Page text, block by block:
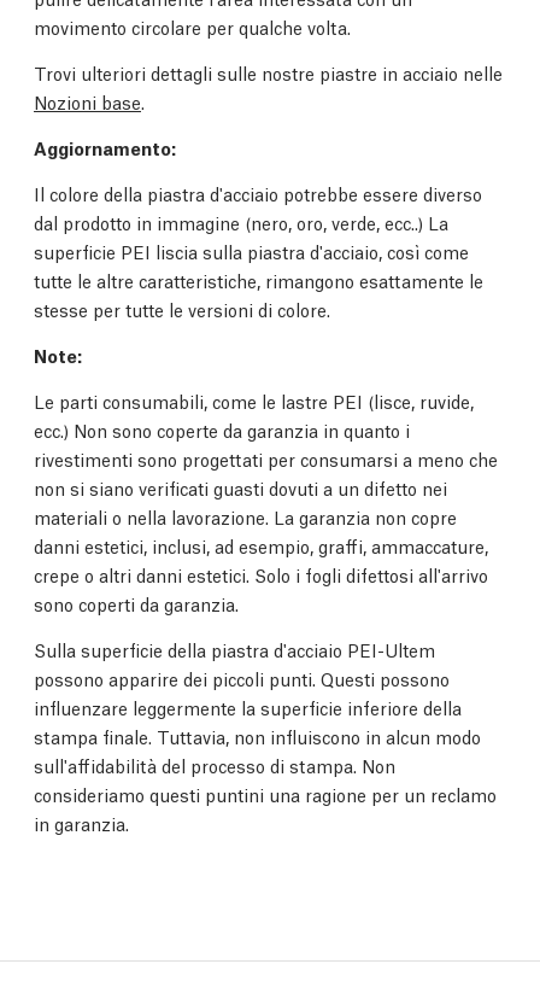
movimento circolare per qualche volta.
Trovi ulteriori dettagli sulle nostre piastre in acciaio nelle
Nozioni base.
Aggiornamento:
Il colore della piastra d'acciaio potrebbe essere diverso
dal prodotto in immagine (nero, oro, verde, ecc..) La
superficie PEI liscia sulla piastra d'acciaio, così come
tutte le altre caratteristiche, rimangono esattamente le
stesse per tutte le versioni di colore.
Note:
Le parti consumabili, come le lastre PEI (lisce, ruvide,
ecc.) Non sono coperte da garanzia in quanto i
rivestimenti sono progettati per consumarsi a meno che
non si siano verificati guasti dovuti a un difetto nei
materiali o nella lavorazione. La garanzia non copre
danni estetici, inclusi, ad esempio, graffi, ammaccature,
crepe o altri danni estetici. Solo i fogli difettosi all'arrivo
sono coperti da garanzia.
Sulla superficie della piastra d'acciaio PEI-Ultem
possono apparire dei piccoli punti. Questi possono
influenzare leggermente la superficie inferiore della
stampa finale. Tuttavia, non influiscono in alcun modo
sull'affidabilità del processo di stampa. Non
consideriamo questi puntini una ragione per un reclamo
in garanzia.